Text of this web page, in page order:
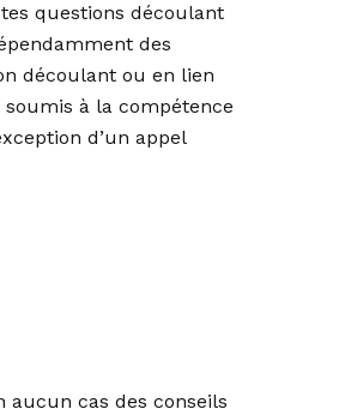
questions découlant
des
découlant ou en lien
à la compétence
d’un appel
cas des conseils